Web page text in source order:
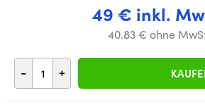
49 € inkl.
40.83 € ohne
- +